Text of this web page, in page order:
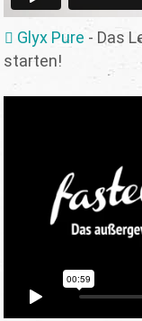
Glyx Pure - Das
starten!